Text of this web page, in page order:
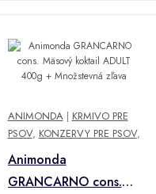
ANIMONDA| KRMIVO PRE
PSOV, KONZERVY PRE PSOV,
Animonda
GRANCARNO cons.